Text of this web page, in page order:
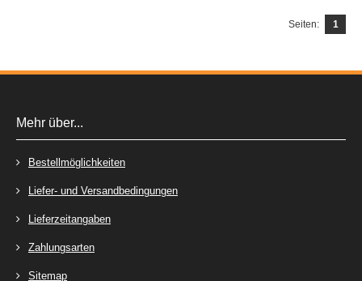
Seiten: 1
Mehr über...
Bestellmöglichkeiten
Liefer- und Versandbedingungen
Lieferzeitangaben
Zahlungsarten
Sitemap